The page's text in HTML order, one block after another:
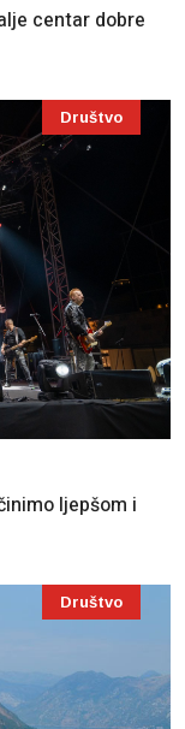
centar dobre
Društvo
ljepšom i
Društvo